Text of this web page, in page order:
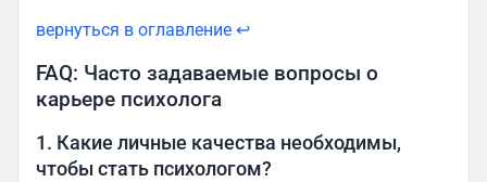
вернуться в оглавление ↩
FAQ: Часто задаваемые вопросы о
карьере психолога
1. Какие личные качества необходимы,
чтобы стать психологом?